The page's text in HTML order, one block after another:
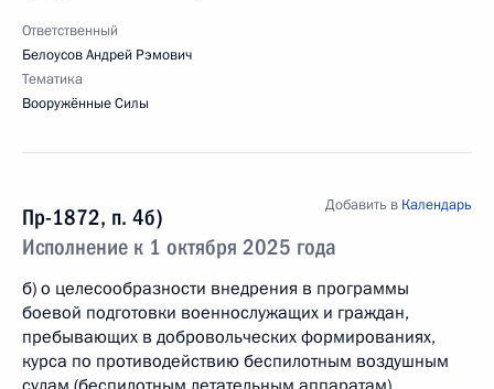
Ответственный
Белоусов Андрей Рэмович
Тематика
Вооружённые Силы
Пр-1872, п. 4б)
Исполнение к 1 октября 2025 года
Добавить в Календарь
б) о целесообразности внедрения в программы
боевой подготовки военнослужащих и граждан,
пребывающих в добровольческих формированиях,
курса по противодействию беспилотным воздушным